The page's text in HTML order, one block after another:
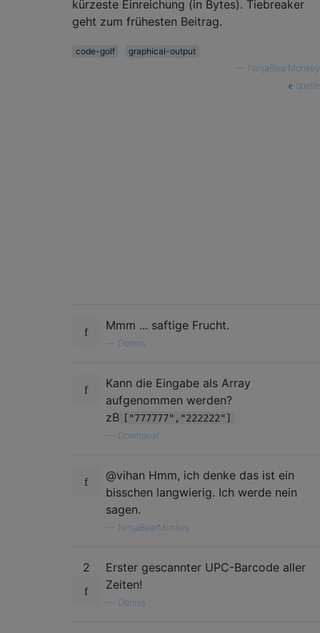
kürzeste Einreichung (in Bytes). Tiebreaker
geht zum frühesten Beitrag.
code-golf
graphical-output
NinjaBearMonkey
quelle
Mmm ... saftige Frucht.
Dennis
Kann die Eingabe als Array
aufgenommen werden?
zB ["777777","222222"]
Downgoat
@vihan Hmm, ich denke das ist ein
bisschen langwierig. Ich werde nein
sagen.
NinjaBearMonkey
2
Erster gescannter UPC-Barcode aller
Zeiten!
Dennis